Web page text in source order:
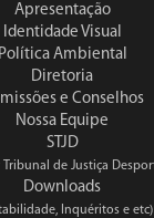
Apresentação
Identidade Visual
Política Ambiental
Diretoria
e Conselhos
Nossa Equipe
STJD
Tribunal de Justiça
Downloads
Inquéritos e etc)